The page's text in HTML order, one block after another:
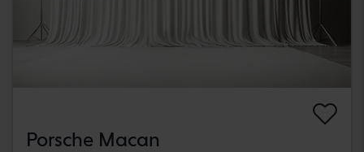
Porsche Macan